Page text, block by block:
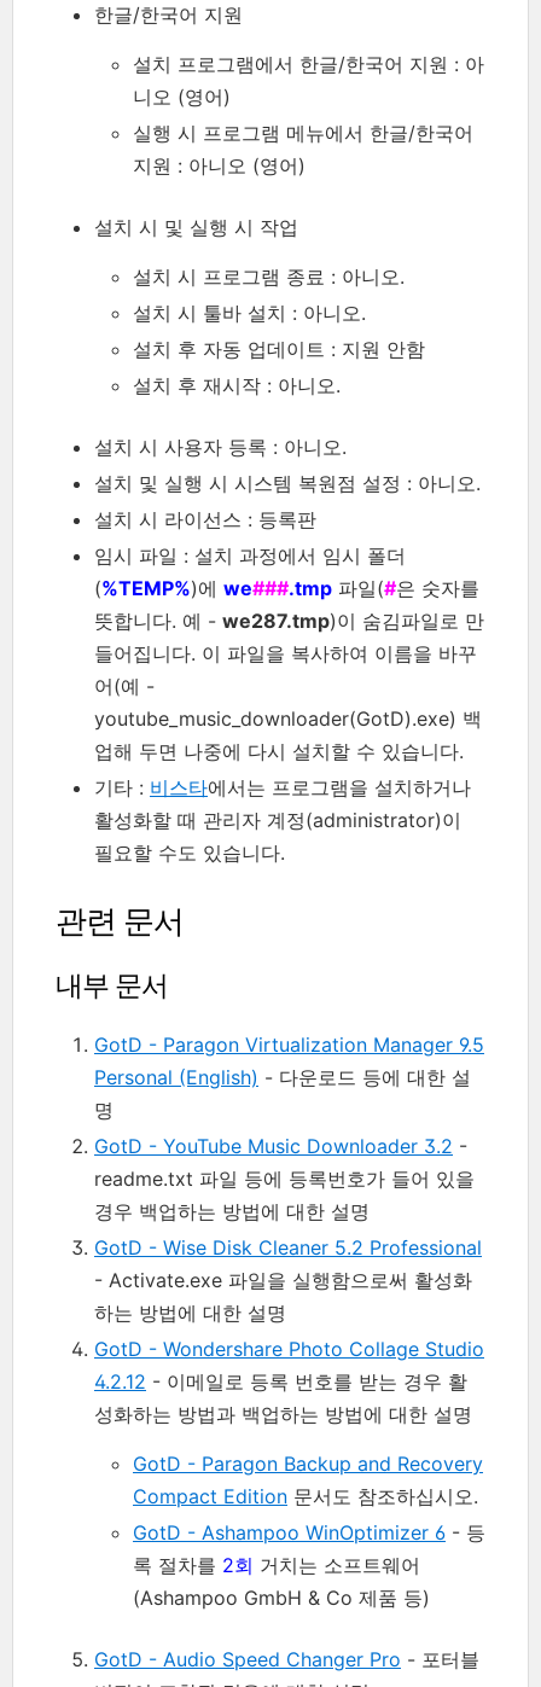
한글/한국어 지원
설치 프로그램에서 한글/한국어 지원 : 아
니오 (영어)
실행 시 프로그램 메뉴에서 한글/한국어
지원 : 아니오 (영어)
설치 시 및 실행 시 작업
설치 시 프로그램 종료 : 아니오.
설치 시 툴바 설치 : 아니오.
설치 후 자동 업데이트 : 지원 안함
설치 후 재시작 : 아니오.
설치 시 사용자 등록 : 아니오.
설치 및 실행 시 시스템 복원점 설정 : 아니오.
설치 시 라이선스 : 등록판
임시 파일 : 설치 과정에서 임시 폴더
(%TEMP%)에 we###.tmp 파일(#은 숫자를
뜻합니다. 예 - we287.tmp)이 숨김파일로 만
들어집니다. 이 파일을 복사하여 이름을 바꾸
어(예 -
youtube_music_downloader(GotD).exe) 백
업해 두면 나중에 다시 설치할 수 있습니다.
기타 : 비스타에서는 프로그램을 설치하거나
활성화할 때 관리자 계정(administrator)이
필요할 수도 있습니다.
관련 문서
내부 문서
GotD - Paragon Virtualization Manager 9.5
Personal (English) - 다운로드 등에 대한 설
명
GotD - YouTube Music Downloader 3.2 -
readme.txt 파일 등에 등록번호가 들어 있을
경우 백업하는 방법에 대한 설명
GotD - Wise Disk Cleaner 5.2 Professional
- Activate.exe 파일을 실행함으로써 활성화
하는 방법에 대한 설명
GotD - Wondershare Photo Collage Studio
4.2.12 - 이메일로 등록 번호를 받는 경우 활
성화하는 방법과 백업하는 방법에 대한 설명
GotD - Paragon Backup and Recovery
Compact Edition 문서도 참조하십시오.
GotD - Ashampoo WinOptimizer 6 - 등
록 절차를 2회 거치는 소프트웨어
(Ashampoo GmbH & Co 제품 등)
GotD - Audio Speed Changer Pro - 포터블